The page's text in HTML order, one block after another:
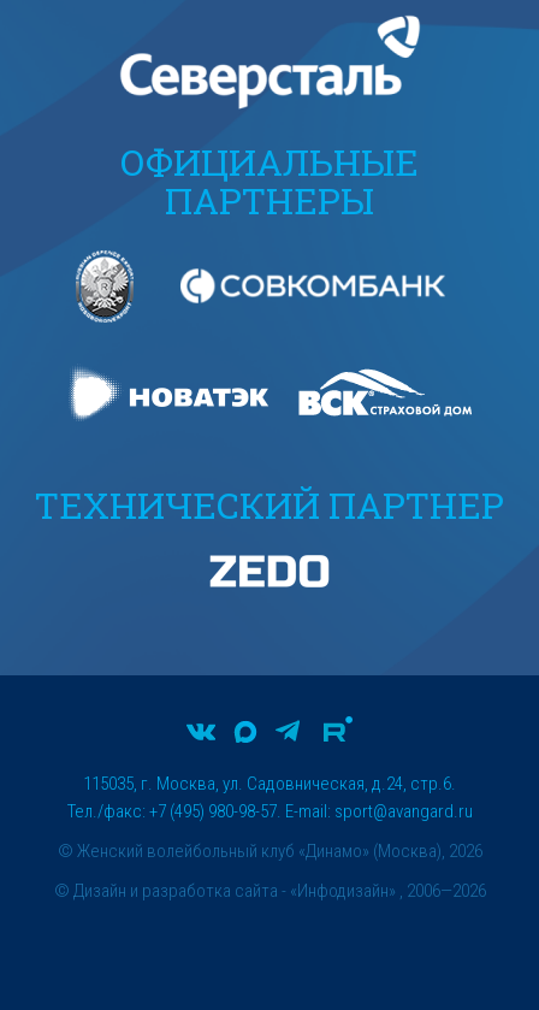
ОФИЦИАЛЬНЫЕ
ПАРТНЕРЫ
ТЕХНИЧЕСКИЙ ПАРТНЕР
© Женский волейбольный клуб «Динамо» (Москва), 2026
115035, г. Москва, ул. Садовническая, д.24, стр.6.
Тел./факс: +7 (495) 980-98-57. E-mail: sport@avangard.ru
© Дизайн и разработка сайта - «Инфодизайн» , 2006—2026